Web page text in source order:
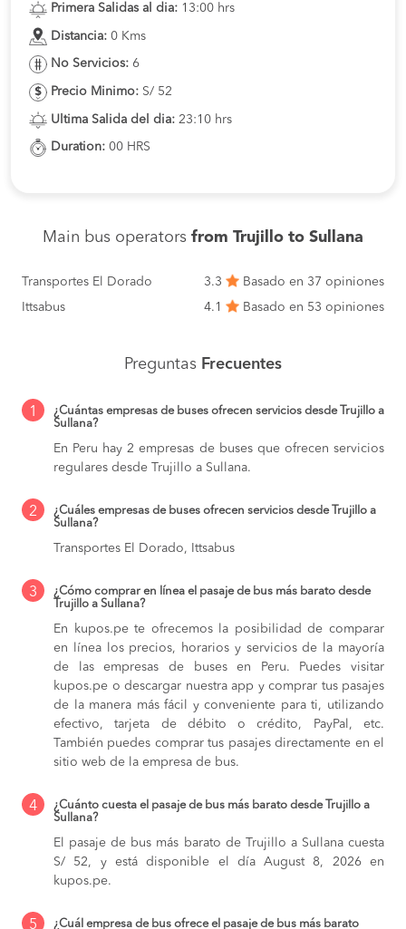
Primera Salidas al dia: 13:00 hrs
Distancia: 0 Kms
No Servicios: 6
Precio Minimo: S/ 52
Ultima Salida del dia: 23:10 hrs
Duration: 00 HRS
Main bus operators from Trujillo to Sullana
Transportes El Dorado 3.3
Basado en 37 opiniones
Ittsabus
4.1 Basado en 53 opiniones
Preguntas Frecuentes
1
¿Cuántas empresas de buses ofrecen servicios desde Trujillo a
Sullana?
En Peru hay 2 empresas de buses que ofrecen servicios
regulares desde Trujillo a Sullana.
2
¿Cuáles empresas de buses ofrecen servicios desde Trujillo a
Sullana?
Transportes El Dorado, Ittsabus
3
¿Cómo comprar en línea el pasaje de bus más barato desde
Trujillo a Sullana?
En kupos.pe te ofrecemos la posibilidad de comparar
en línea los precios, horarios y servicios de la mayoría
de las empresas de buses en Peru. Puedes visitar
kupos.pe o descargar nuestra app y comprar tus pasajes
de la manera más fácil y conveniente para ti, utilizando
efectivo, tarjeta de débito o crédito, PayPal, etc.
También puedes comprar tus pasajes directamente en el
sitio web de la empresa de bus.
4
¿Cuánto cuesta el pasaje de bus más barato desde Trujillo a
Sullana?
El pasaje de bus más barato de Trujillo a Sullana cuesta
S/ 52, y está disponible el día August 8, 2026 en
kupos.pe.
5 ¿Cuál empresa de bus ofrece el pasaje de bus más barato